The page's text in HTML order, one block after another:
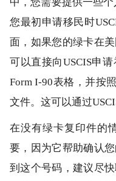
您最初申请移民时
面，如果您的绿卡在
可以直接向USCIS申
Form I-90表格，并按
文件。这可以通过
在没有绿卡复印件的
要，因为它帮助确认
到这个号码，建议尽